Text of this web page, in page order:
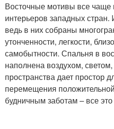
Восточные мотивы все
интерьеров западных
ведь в них собраны
утонченности, легкости,
самобытности. Спальня в
наполнена воздухом,
пространства дает простор
перемещения
будничным заботам – все